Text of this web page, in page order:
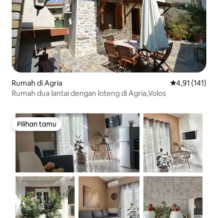
Rumah di Agria Nilai rata-rata
4,91 (141)
Rumah dua lantai dengan loteng di Agria,Volos
Pilihan tamu
Pilihan tamu